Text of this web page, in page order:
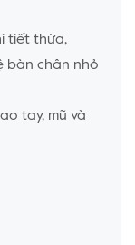
tiết thừa,
bàn chân nhỏ
tay, mũ và